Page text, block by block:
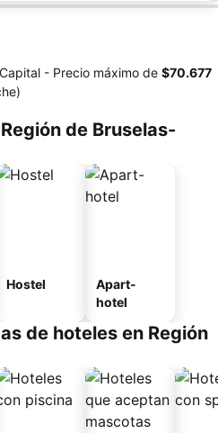
- Precio máximo de ‎$70.677
de Bruselas-
Hostel
Apart-
hotel
de hoteles en Región